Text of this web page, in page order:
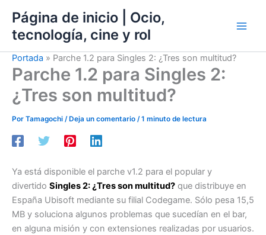
contenido
Página de inicio | Ocio,
tecnología, cine y rol
Portada » Parche 1.2 para Singles 2: ¿Tres son multitud?
Parche 1.2 para Singles 2:
¿Tres son multitud?
Por Tamagochi / Deja un comentario /1 minuto de lectura
Ya está disponible el parche v1.2 para el popular y
divertido Singles 2: ¿Tres son multitud? que distribuye en
España Ubisoft mediante su filial Codegame. Sólo pesa 15,5
MB y soluciona algunos problemas que sucedían en el bar,
en alguna misión y con extensiones realizadas por usuarios.